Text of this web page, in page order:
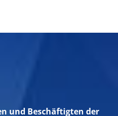
und Beschäftigten der